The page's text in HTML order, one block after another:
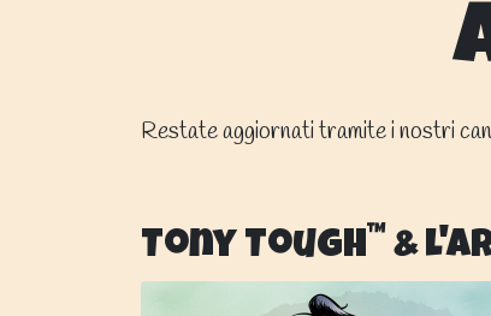
Restate aggiornati tramite i nostri
Tony Tough™ &